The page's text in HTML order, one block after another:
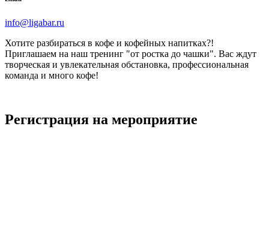
info@ligabar.ru
Хотите разбираться в кофе и кофейных напитках?!
Приглашаем на наш тренинг "от ростка до чашки". Вас ждут
творческая и увлекательная обстановка, профессиональная
команда и много кофе!
Регистрация на мероприятие